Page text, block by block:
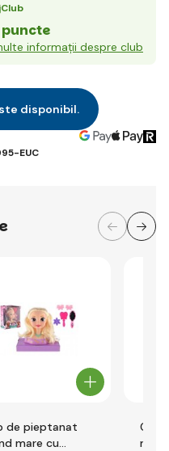
puncte
informații despre club
disponibil.
EUC
de pieptanat
mare cu
Cap